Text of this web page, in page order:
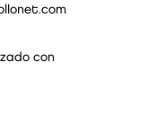
con